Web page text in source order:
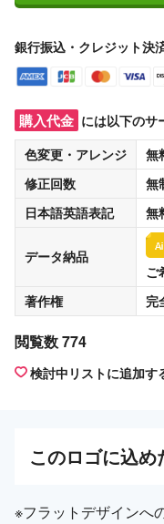
銀行振込・クレジット決
購入代金 には以下のサ
色変更・アレンジ
無
修正回数
無
日本語英語表記
無
データ納品
ご
著作権
完
閲覧数 774
検討中リストに追加す
このロゴに込め
※フラットデザインへ